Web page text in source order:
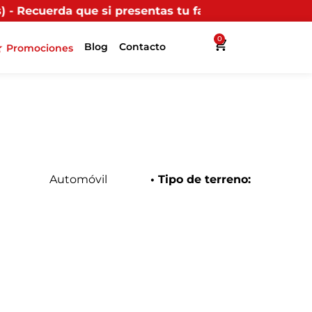
tu factura (física o digital) en uno de
Promociones Blog Contacto
0
Automóvil • Tipo de terreno: